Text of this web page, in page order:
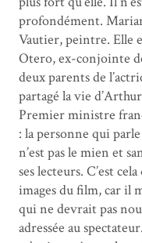
profondément.
Vautier, peintre. Elle
Otero, ex-conjointe
deux parents de
partagé la vie
Premier ministre
: la personne qui
n’est pas le mien et
ses lecteurs. C’est
images du film, car il
qui ne devrait pas
adressée au